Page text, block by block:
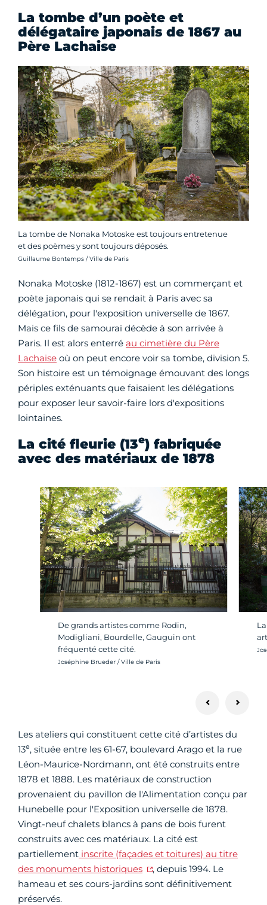
La tombe d’un poète et
délégataire japonais de 1867 au
Père Lachaise
La tombe de Nonaka Motoske est toujours entretenue
et des poèmes y sont toujours déposés.
Crédit photo :
Guillaume Bontemps / Ville de Paris
Nonaka Motoske (1812-1867) est un commerçant et
poète japonais qui se rendait à Paris avec sa
délégation, pour l'exposition universelle de 1867.
Mais ce fils de samouraï décède à son arrivée à
Paris. Il est alors enterré au cimetière du Père
Lachaise où on peut encore voir sa tombe, division 5.
Son histoire est un témoignage émouvant des longs
périples exténuants que faisaient les délégations
pour exposer leur savoir-faire lors d'expositions
lointaines.
La cité fleurie (13e) fabriquée
avec des matériaux de 1878
De grands artistes comme Rodin,
Modigliani, Bourdelle, Gauguin ont
fréquenté cette cité.
Crédit photo :
Joséphine Brueder / Ville de Paris
Les ateliers qui constituent cette cité d’artistes du
13e, située entre les 61-67, boulevard Arago et la rue
Léon-Maurice-Nordmann, ont été construits entre
1878 et 1888. Les matériaux de construction
provenaient du pavillon de l'Alimentation conçu par
Hunebelle pour l'Exposition universelle de 1878.
Vingt-neuf chalets blancs à pans de bois furent
construits avec ces matériaux. La cité est
partiellement inscrite (façades et toitures) au titre
des monuments historiques
, depuis 1994. Le
hameau et ses cours-jardins sont définitivement
préservés.